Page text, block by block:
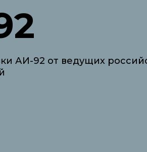
АИ-92 от ведущих